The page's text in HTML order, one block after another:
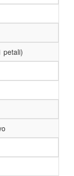
petali)